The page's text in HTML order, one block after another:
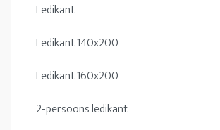
Ledikant
Ledikant 140x200
Ledikant 160x200
2-persoons ledikant